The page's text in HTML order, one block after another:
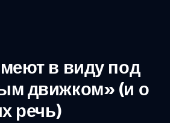
в виду под
движком» (и о
речь)